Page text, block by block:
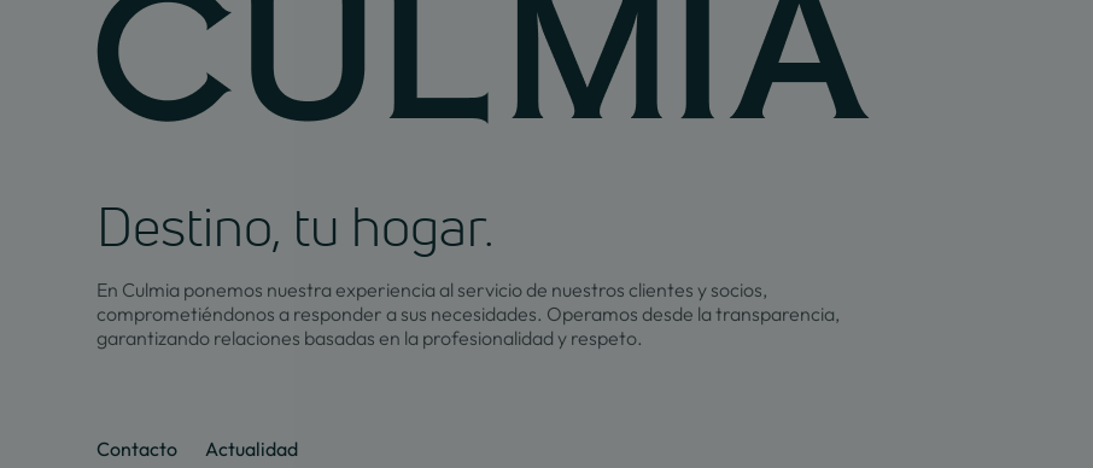
Destino, tu hogar.
En Culmia ponemos nuestra experiencia al servicio de nuestros clientes y socios,
comprometiéndonos a responder a sus necesidades. Operamos desde la transparencia,
garantizando relaciones basadas en la profesionalidad y respeto.
Contacto Actualidad